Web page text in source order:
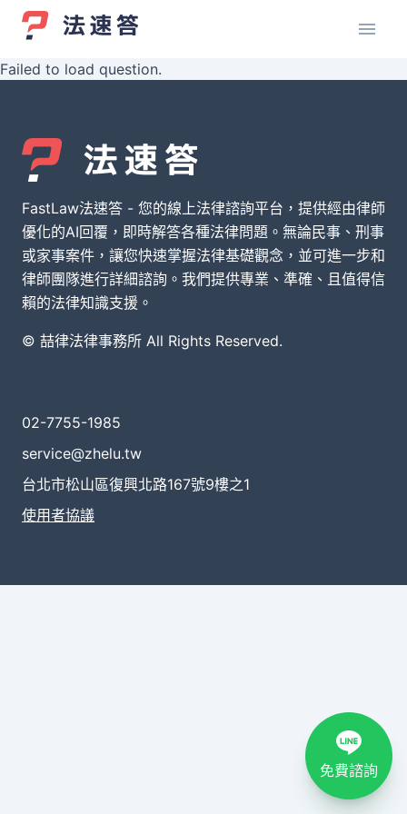
Failed to load question.
FastLaw法速答 - 您的線上法律諮詢平台，提供經由律師
優化的AI回覆，即時解答各種法律問題。無論民事、刑事
或家事案件，讓您快速掌握法律基礎觀念，並可進一步和
律師團隊進行詳細諮詢。我們提供專業、準確、且值得信
賴的法律知識支援。
© 喆律法律事務所 All Rights Reserved.
02-7755-1985
service@zhelu.tw
台北市松山區復興北路167號9樓之1
使用者協議
免費諮詢